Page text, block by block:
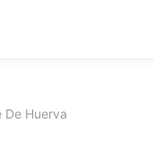
De Huerva